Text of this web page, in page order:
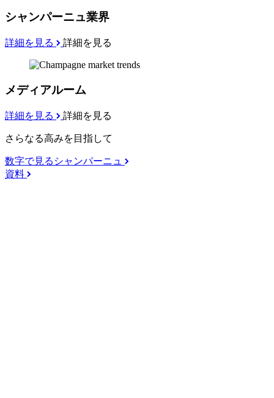
シャンパーニュ業界
詳細を見る 詳細を見る
メディアルーム
詳細を見る 詳細を見る
さらなる高みを目指して
数字で見るシャンパーニュ
資料